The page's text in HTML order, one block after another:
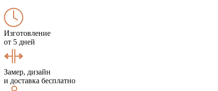
Изготовление
от 5 дней
Замер, дизайн
и доставка бесплатно